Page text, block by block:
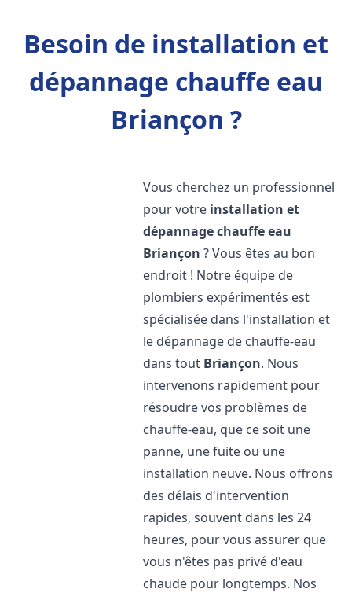
Besoin de installation et
dépannage chauffe eau
Briançon ?
Vous cherchez un professionnel
pour votre installation et
dépannage chauffe eau
Briançon ? Vous êtes au bon
endroit ! Notre équipe de
plombiers expérimentés est
spécialisée dans l'installation et
le dépannage de chauffe-eau
dans tout Briançon. Nous
intervenons rapidement pour
résoudre vos problèmes de
chauffe-eau, que ce soit une
panne, une fuite ou une
installation neuve. Nous offrons
des délais d'intervention
rapides, souvent dans les 24
heures, pour vous assurer que
vous n'êtes pas privé d'eau
chaude pour longtemps. Nos